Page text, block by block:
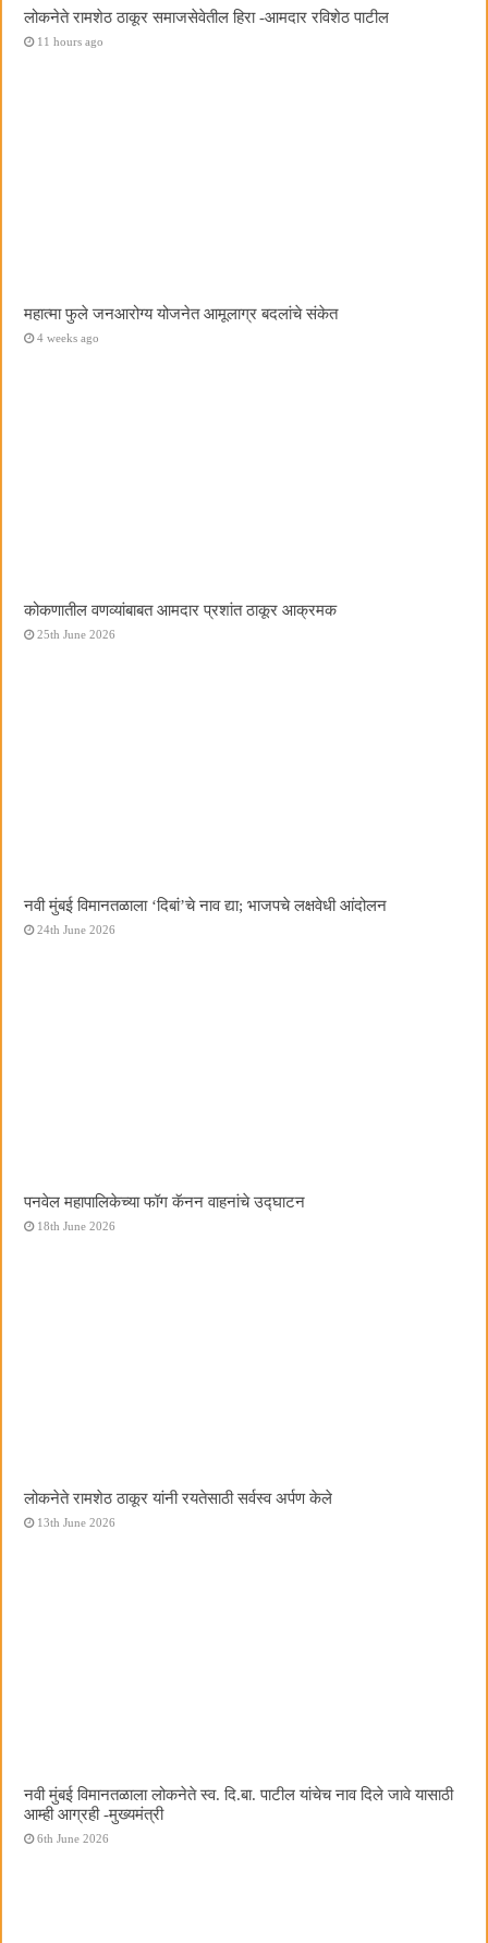
लोकनेते रामशेठ ठाकूर समाजसेवेतील हिरा -आमदार रविशेठ पाटील
11 hours ago
महात्मा फुले जनआरोग्य योजनेत आमूलाग्र बदलांचे संकेत
4 weeks ago
कोकणातील वणव्यांबाबत आमदार प्रशांत ठाकूर आक्रमक
25th June 2026
नवी मुंबई विमानतळाला ‌‘दिबां‌’चे नाव द्या; भाजपचे लक्षवेधी आंदोलन
24th June 2026
पनवेल महापालिकेच्या फॉग कॅनन वाहनांचे उद्घाटन
18th June 2026
लोकनेते रामशेठ ठाकूर यांनी रयतेसाठी सर्वस्व अर्पण केले
13th June 2026
नवी मुंबई विमानतळाला लोकनेते स्व. दि.बा. पाटील यांचेच नाव दिले जावे यासाठी
आम्ही आग्रही -मुख्यमंत्री
6th June 2026